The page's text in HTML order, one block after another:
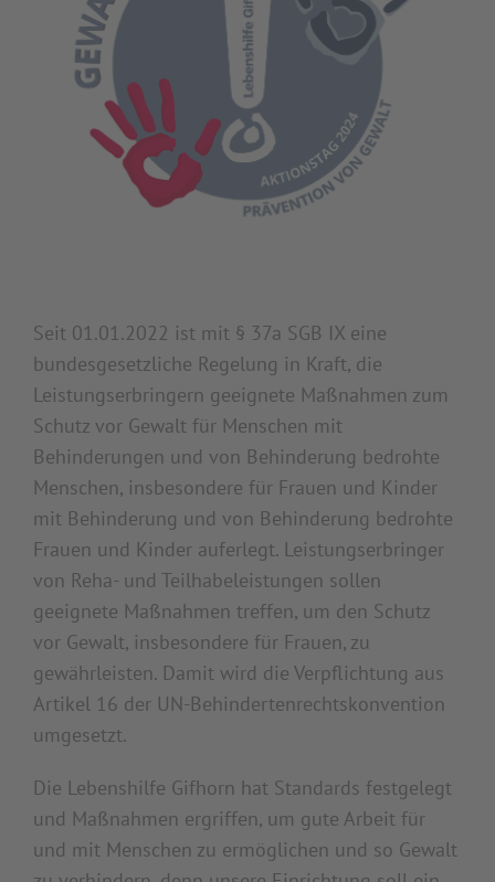
Seit 01.01.2022 ist mit § 37a SGB IX eine
bundesgesetzliche Regelung in Kraft, die
Leistungserbringern geeignete Maßnahmen zum
Schutz vor Gewalt für Menschen mit
Behinderungen und von Behinderung bedrohte
Menschen, insbesondere für Frauen und Kinder
mit Behinderung und von Behinderung bedrohte
Frauen und Kinder auferlegt. Leistungserbringer
von Reha- und Teilhabeleistungen sollen
geeignete Maßnahmen treffen, um den Schutz
vor Gewalt, insbesondere für Frauen, zu
gewährleisten. Damit wird die Verpflichtung aus
Artikel 16 der UN-Behindertenrechtskonvention
umgesetzt.
Die Lebenshilfe Gifhorn hat Standards festgelegt
und Maßnahmen ergriffen, um gute Arbeit für
und mit Menschen zu ermöglichen und so Gewalt